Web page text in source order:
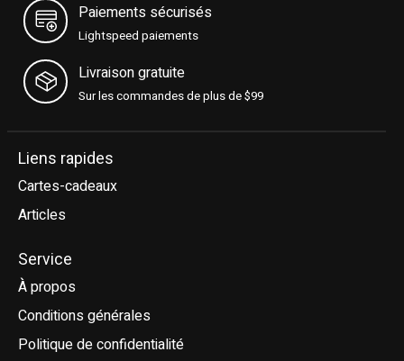
Paiements sécurisés
Lightspeed paiements
Livraison gratuite
Sur les commandes de plus de $99
Liens rapides
Cartes-cadeaux
Articles
Service
À propos
Conditions générales
Politique de confidentialité